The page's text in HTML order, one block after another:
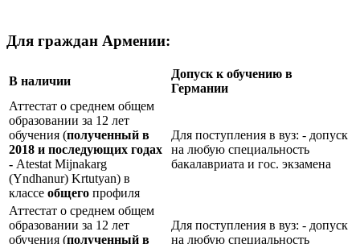
Для граждан Армении:
В наличии
Допуск к обучению в
Германии
Аттестат о среднем общем
образовании за 12 лет
обучения (полученный в
2018 и последующих годах
- Atestat Mijnakarg
(Yndhanur) Krtutyan) в
классе общего профиля
Для поступления в вуз: - допуск
на любую специальность
бакалавриата и гос. экзамена
Аттестат о среднем общем
образовании за 12 лет
обучения (полученный в
Для поступления в вуз: - допуск
на любую специальность